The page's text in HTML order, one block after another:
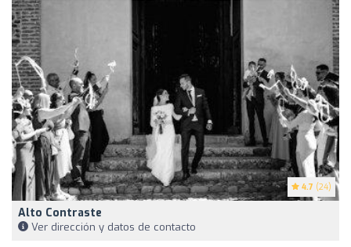
4.7 (24)
Alto Contraste
Ver dirección y datos de contacto